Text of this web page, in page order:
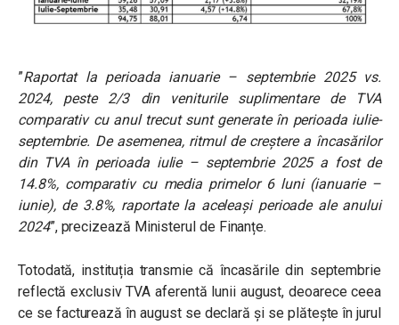
”Raportat la perioada ianuarie – septembrie 2025 vs.
2024, peste 2/3 din veniturile suplimentare de TVA
comparativ cu anul trecut sunt generate în perioada iulie-
septembrie. De asemenea, ritmul de creștere a încasărilor
din TVA în perioada iulie – septembrie 2025 a fost de
14.8%, comparativ cu media primelor 6 luni (ianuarie –
iunie), de 3.8%, raportate la aceleași perioade ale anului
2024”, precizează Ministerul de Finanțe.
Totodată, instituția transmie că încasările din septembrie
reflectă exclusiv TVA aferentă lunii august, deoarece ceea
ce se facturează în august se declară și se plătește în jurul